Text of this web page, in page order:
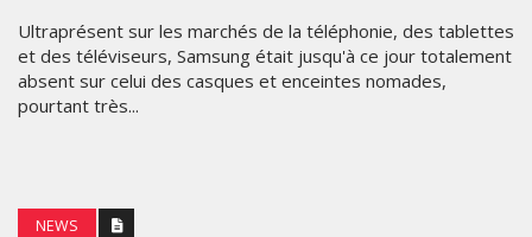
Ultraprésent sur les marchés de la téléphonie, des tablettes
et des téléviseurs, Samsung était jusqu'à ce jour totalement
absent sur celui des casques et enceintes nomades,
pourtant très...
NEWS